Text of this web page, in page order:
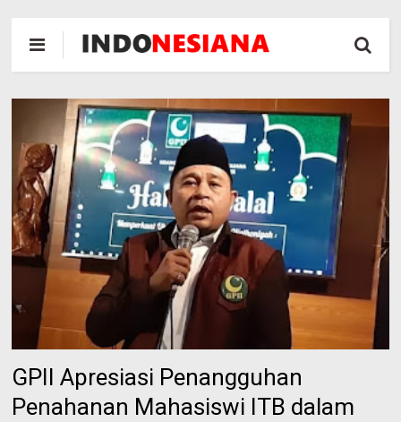
GPII Apresiasi Penangguhan
Penahanan Mahasiswi ITB dalam